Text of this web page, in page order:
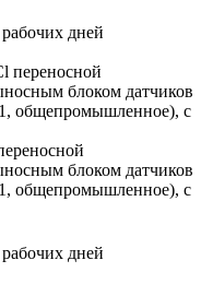
дней
блоком датчиков
общепромышленное), с
дней